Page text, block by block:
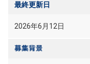
最終更新日
2026年6月12日